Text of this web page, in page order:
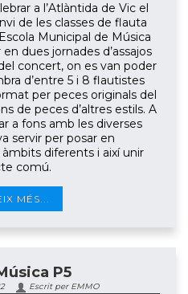
a l’Atlàntida de Vic el
de les classes de flauta
Municipal de Música
dues jornades d’assajos
concert, on es van poder
d’entre 5 i 8 flautistes
per peces originals del
de peces d’altres estils. A
a fons amb les diverses
servir per posar en
diferents i així unir
comú.
MÉS...
P5
Escrit per EMMO